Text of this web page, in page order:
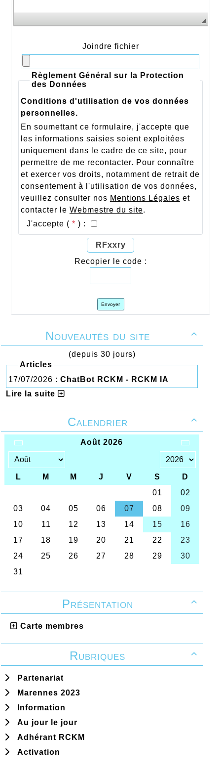

Nouveautés du site
(depuis 30 jours)
Articles
17/07/2026 : ChatBot RCKM - RCKM IA
Lire la suite

Calendrier

Présentation
Carte membres

Rubriques
Partenariat
Marennes 2023
Information
Au jour le jour
Adhérant RCKM
Activation
Joindre fichier
Règlement Général sur la Protection
des Données
Conditions d'utilisation de vos données
personnelles.
En soumettant ce formulaire, j'accepte que
les informations saisies soient exploitées
uniquement dans le cadre de ce site, pour
permettre de me recontacter. Pour connaître
et exercer vos droits, notamment de retrait de
consentement à l'utilisation de vos données,
veuillez consulter nos Mentions Légales et
contacter le Webmestre du site.
J'accepte ( *) :
RFxxry
Recopier le code :
Envoyer